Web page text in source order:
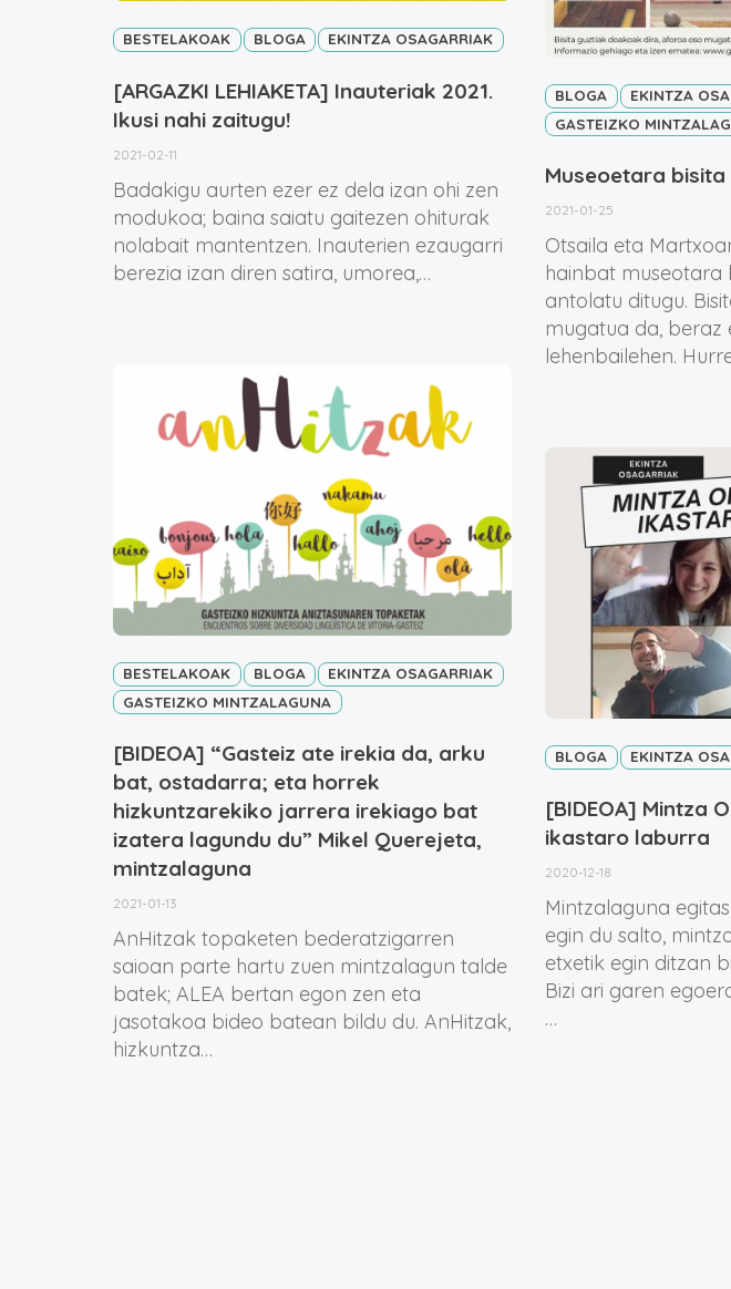
BESTELAKOAK BLOGA EKINTZA OSAGARRIAK
[ARGAZKI LEHIAKETA] Inauteriak 2021.
Ikusi nahi zaitugu!
2021-02-11
Badakigu aurten ezer ez dela izan ohi zen
modukoa; baina saiatu gaitezen ohiturak
nolabait mantentzen. Inauterien ezaugarri
berezia izan diren satira, umorea,…
BLOGA
EKINTZA
GASTEIZKO
Museoetara
2021-01-25
Otsaila eta
hainbat museotara
antolatu ditugu.
mugatua da, beraz
lehenbailehen.
BESTELAKOAK BLOGA
EKINTZA OSAGARRIAK
GASTEIZKO MINTZALAGUNA
[BIDEOA] “Gasteiz ate irekia da, arku
bat, ostadarra; eta horrek
hizkuntzarekiko jarrera irekiago bat
izatera lagundu du” Mikel Querejeta,
mintzalaguna
2021-01-13
AnHitzak topaketen bederatzigarren
saioan parte hartu zuen mintzalagun talde
batek; ALEA bertan egon zen eta
jasotakoa bideo batean bildu du. AnHitzak,
hizkuntza…
BLOGA EKINTZA
[BIDEOA] Mintza
ikastaro laburra
2020-12-18
Mintzalaguna
egin du salto,
etxetik egin ditzan
Bizi ari garen
…